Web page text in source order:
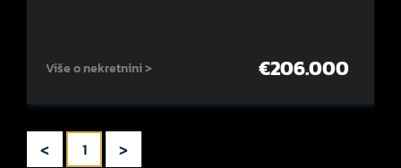
Više o nekretnini > €206.000
< 1 >